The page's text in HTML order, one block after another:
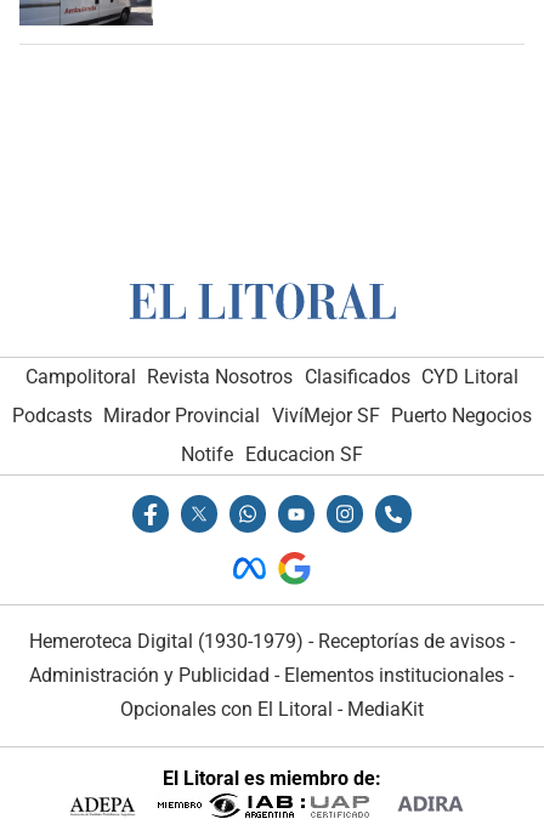
Campolitoral Revista Nosotros Clasificados CYD Litoral
Podcasts Mirador Provincial VivíMejor SF Puerto Negocios
Notife
Educacion SF
Hemeroteca Digital (1930-1979) - Receptorías de avisos -
Administración y Publicidad - Elementos institucionales -
Opcionales con El Litoral - MediaKit
El Litoral es miembro de: